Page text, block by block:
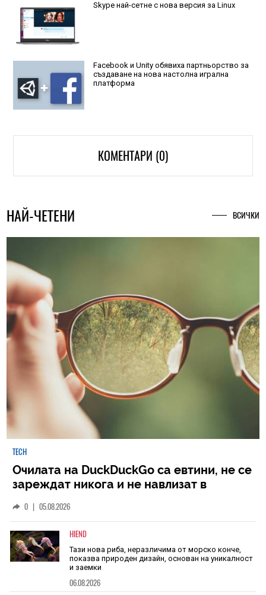
Skype най-сетне с нова версия за Linux
Facebook и Unity обявиха партньорство за
създаване на нова настолна игрална
платформа
КОМЕНТАРИ (0)
НАЙ-ЧЕТЕНИ ВСИЧКИ
TECH
Очилата на DuckDuckGo са евтини, не се
зареждат никога и не навлизат в
чуждото
0 | 05.08.2026
HIEND
Тази нова риба, неразличима от морско конче,
показва природен дизайн, основан на уникалност
и заемки
06.08.2026